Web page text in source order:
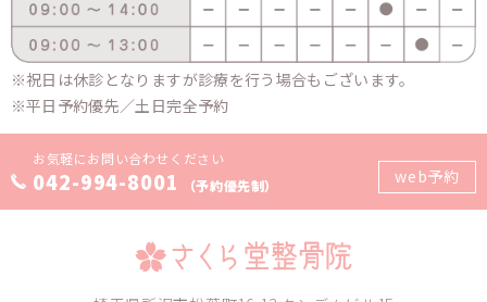
祝日は休診となりますが診療を行う場合もございます。
平日予約優先／土日完全予約
お気軽にお問い合わせください
042-994-8001 （予約優先制） web予約